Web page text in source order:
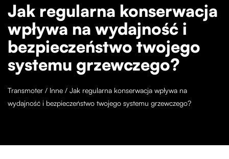
Jak regularna konserwacja
wpływa na wydajność i
bezpieczeństwo twojego
systemu grzewczego?
Transmoter / Inne / Jak regularna konserwacja wpływa na
wydajność i bezpieczeństwo twojego systemu grzewczego?